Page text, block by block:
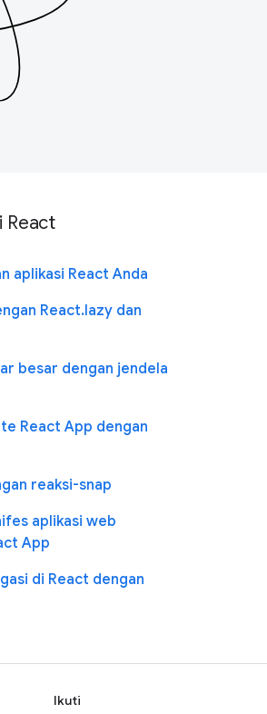
React
aplikasi React Anda
React.lazy dan
besar dengan jendela
React App dengan
reaksi-snap
aplikasi web
App
di React dengan
Ikuti